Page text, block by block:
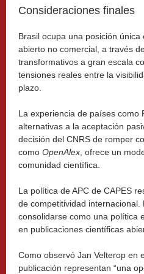
Consideraciones finales
Brasil ocupa una posición
abierto no comercial, a través
transformativos a gran escala
tensiones reales entre la
plazo.
La experiencia de países como
alternativas a la aceptación
decisión del CNRS de romper
como OpenAlex , ofrece un
comunidad científica.
La política de APC de CAPES
de competitividad
consolidarse como una política
en publicaciones científicas
Como observó Jan Velterop en
publicación representan “una